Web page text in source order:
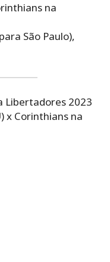
na
São Paulo),
Libertadores 2023
x Corinthians na